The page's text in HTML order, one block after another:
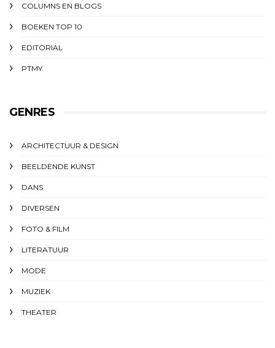
COLUMNS EN BLOGS
BOEKEN TOP 10
EDITORIAL
PTMY
GENRES
ARCHITECTUUR & DESIGN
BEELDENDE KUNST
DANS
DIVERSEN
FOTO & FILM
LITERATUUR
MODE
MUZIEK
THEATER